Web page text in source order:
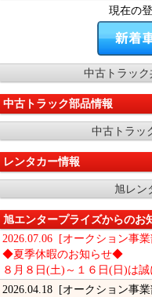
現在の
中古トラッ
中古トラック部品情報
中古トラッ
レンタカー情報
旭レン
旭エンタープライズからのお
2026.07.06 [オークション事
◆夏季休暇のお知らせ◆
８月８日(土)～１６日(日)は
2026.04.18 [オークション事